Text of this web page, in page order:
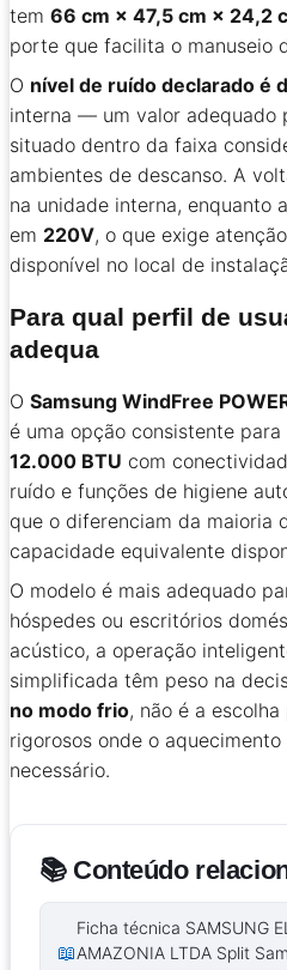
tem 66 cm × 47,5 cm × 24,2
porte que facilita o manuseio
O nível de ruído declarado é
interna — um valor adequado
situado dentro da faixa
ambientes de descanso. A
na unidade interna, enquanto
em 220V, o que exige
disponível no local de
Para qual perfil de
adequa
O Samsung WindFree
é uma opção consistente
12.000 BTU com
ruído e funções de higiene
que o diferenciam da maioria
capacidade equivalente
O modelo é mais adequado
hóspedes ou escritórios
acústico, a operação
simplificada têm peso na
no modo frio, não é a
rigorosos onde o
necessário.
📚 Conteúdo
📖
Ficha técnica SAMSUNG
AMAZONIA LTDA Split